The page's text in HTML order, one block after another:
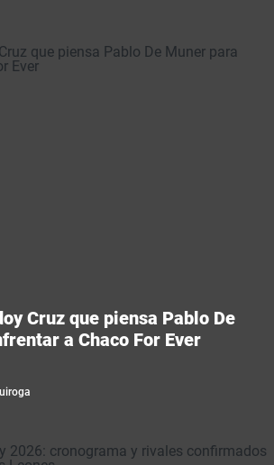
Cruz que piensa Pablo De
a Chaco For Ever